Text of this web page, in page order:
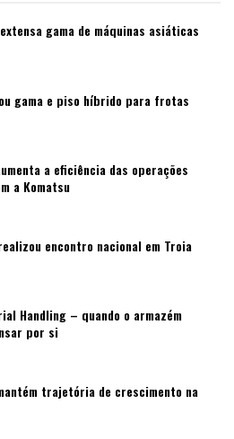
gama de máquinas asiáticas
gama e piso híbrido para frotas
a eficiência das operações
a Komatsu
encontro nacional em Troia
Handling – quando o armazém
por si
trajetória de crescimento na